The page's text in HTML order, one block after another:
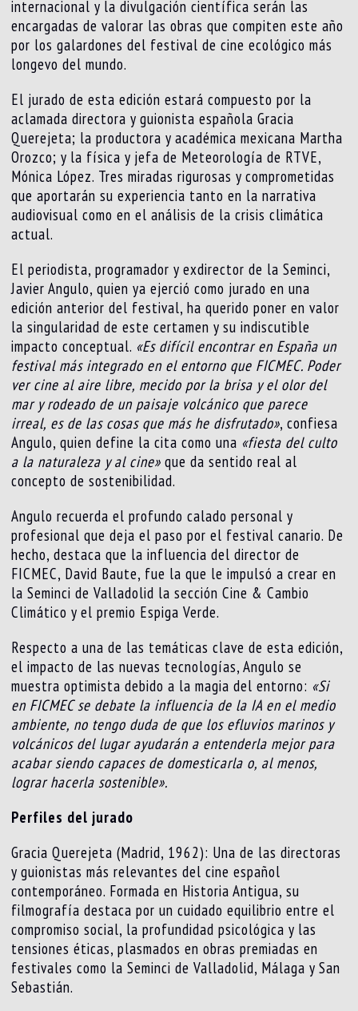
internacional y la divulgación científica serán las
encargadas de valorar las obras que compiten este año
por los galardones del festival de cine ecológico más
longevo del mundo.
El jurado de esta edición estará compuesto por la
aclamada directora y guionista española Gracia
Querejeta; la productora y académica mexicana Martha
Orozco; y la física y jefa de Meteorología de RTVE,
Mónica López. Tres miradas rigurosas y comprometidas
que aportarán su experiencia tanto en la narrativa
audiovisual como en el análisis de la crisis climática
actual.
El periodista, programador y exdirector de la Seminci,
Javier Angulo, quien ya ejerció como jurado en una
edición anterior del festival, ha querido poner en valor
la singularidad de este certamen y su indiscutible
impacto conceptual. «Es difícil encontrar en España un
festival más integrado en el entorno que FICMEC. Poder
ver cine al aire libre, mecido por la brisa y el olor del
mar y rodeado de un paisaje volcánico que parece
irreal, es de las cosas que más he disfrutado», confiesa
Angulo, quien define la cita como una «fiesta del culto
a la naturaleza y al cine» que da sentido real al
concepto de sostenibilidad.
Angulo recuerda el profundo calado personal y
profesional que deja el paso por el festival canario. De
hecho, destaca que la influencia del director de
FICMEC, David Baute, fue la que le impulsó a crear en
la Seminci de Valladolid la sección Cine & Cambio
Climático y el premio Espiga Verde.
Respecto a una de las temáticas clave de esta edición,
el impacto de las nuevas tecnologías, Angulo se
muestra optimista debido a la magia del entorno: «Si
en FICMEC se debate la influencia de la IA en el medio
ambiente, no tengo duda de que los efluvios marinos y
volcánicos del lugar ayudarán a entenderla mejor para
acabar siendo capaces de domesticarla o, al menos,
lograr hacerla sostenible».
Perfiles del jurado
Gracia Querejeta (Madrid, 1962): Una de las directoras
y guionistas más relevantes del cine español
contemporáneo. Formada en Historia Antigua, su
filmografía destaca por un cuidado equilibrio entre el
compromiso social, la profundidad psicológica y las
tensiones éticas, plasmados en obras premiadas en
festivales como la Seminci de Valladolid, Málaga y San
Sebastián.